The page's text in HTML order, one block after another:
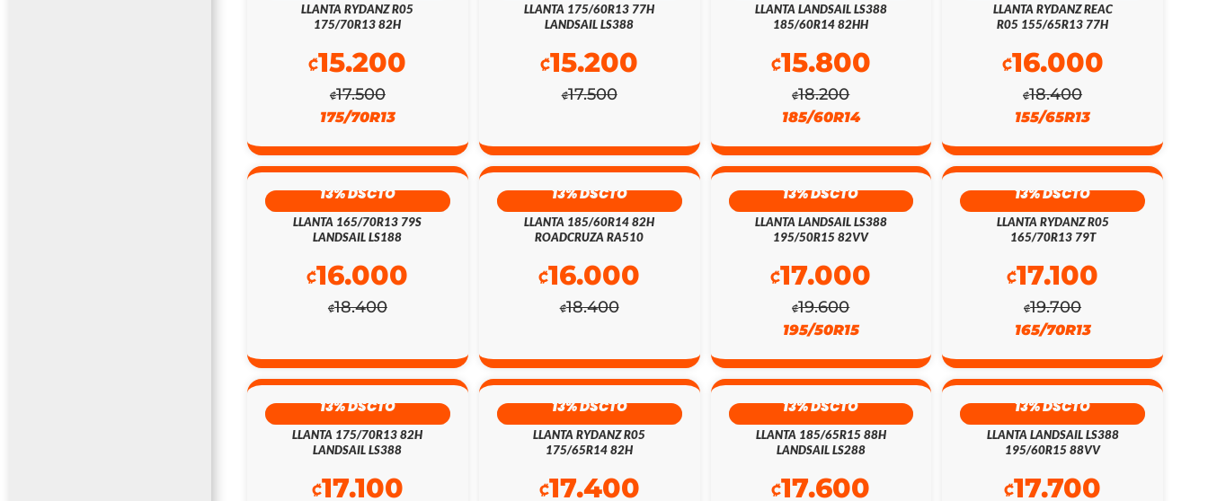
LLANTA RYDANZ R05
175/70R13 82H
₡17.500
₡15.200
175/70R13
LLANTA 175/60R13 77H
LANDSAIL LS388
₡17.500
₡15.200
LLANTA LANDSAIL LS388
185/60R14 82HH
₡18.200
₡15.800
185/60R14
LLANTA RYDANZ REAC
R05 155/65R13 77H
₡18.400
₡16.000
155/65R13
13% DSCTO
LLANTA 165/70R13 79S
LANDSAIL LS188
₡18.400
₡16.000
13% DSCTO
LLANTA 185/60R14 82H
ROADCRUZA RA510
₡18.400
₡16.000
13% DSCTO
LLANTA LANDSAIL LS388
195/50R15 82VV
₡19.600
₡17.000
195/50R15
13% DSCTO
LLANTA RYDANZ R05
165/70R13 79T
₡19.700
₡17.100
165/70R13
13% DSCTO
LLANTA 175/70R13 82H
LANDSAIL LS388
₡17.100
13% DSCTO
LLANTA RYDANZ R05
175/65R14 82H
₡17.400
13% DSCTO
LLANTA 185/65R15 88H
LANDSAIL LS288
₡17.600
13% DSCTO
LLANTA LANDSAIL LS388
195/60R15 88VV
₡17.700